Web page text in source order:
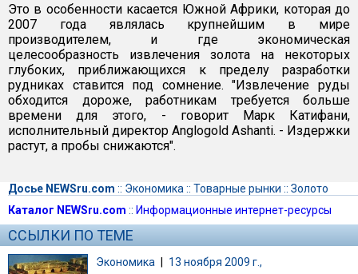
Это в особенности касается Южной Африки, которая до
2007 года являлась крупнейшим в мире
производителем, и где экономическая
целесообразность извлечения золота на некоторых
глубоких, приближающихся к пределу разработки
рудниках ставится под сомнение. "Извлечение руды
обходится дороже, работникам требуется больше
времени для этого, - говорит Марк Катифани,
исполнительный директор Anglogold Ashanti. - Издержки
растут, а пробы снижаются".
Досье NEWSru.com :: Экономика :: Товарные рынки :: Золото
Каталог NEWSru.com :: Информационные интернет-ресурсы
ССЫЛКИ ПО ТЕМЕ
Экономика | 13 ноября 2009 г.,